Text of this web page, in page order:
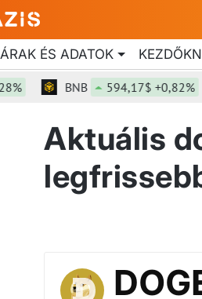
ÁRAK ÉS ADATOK
BNB 594,17$ +0,82%
Aktuális